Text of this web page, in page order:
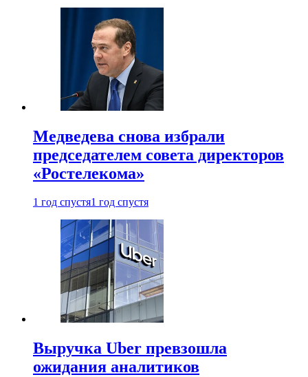
Медведева снова избрали
председателем совета директоров
«Ростелекома»
1 год спустя1 год спустя
Выручка Uber превзошла
ожидания аналитиков